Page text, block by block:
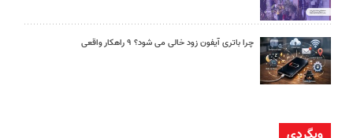
چرا باتری آیفون زود خالی می شود؟ ۹ راهکار واقعی